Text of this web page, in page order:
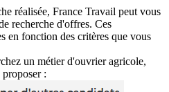
réalisée, France Travail peut vous
recherche d'offres. Ces
en fonction des critères que vous
un métier d'ouvrier agricole,
: